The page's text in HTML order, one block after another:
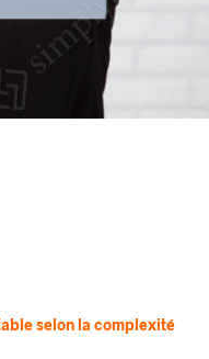
selon la complexité